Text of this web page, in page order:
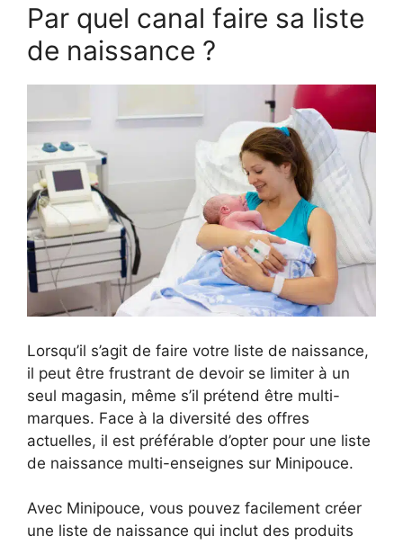
Par quel canal faire sa liste
de naissance ?
Lorsqu’il s’agit de faire votre liste de naissance,
il peut être frustrant de devoir se limiter à un
seul magasin, même s’il prétend être multi-
marques. Face à la diversité des offres
actuelles, il est préférable d’opter pour une liste
de naissance multi-enseignes sur Minipouce.
Avec Minipouce, vous pouvez facilement créer
une liste de naissance qui inclut des produits